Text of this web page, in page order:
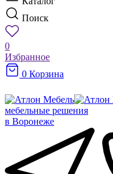
Поиск
0
Избранное
0 Корзина
мебельные решения
в Воронеже